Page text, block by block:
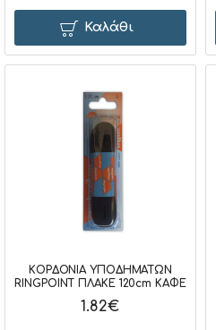
Καλάθι
ΚΟΡΔΟΝΙΑ ΥΠΟΔΗΜΑΤΩΝ
RINGPOINT ΠΛΑΚΕ 120cm ΚΑΦΕ
1.82€